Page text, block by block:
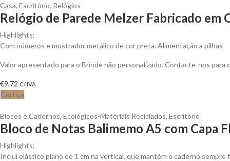
Casa, Escritório, Relógios
Relógio de Parede Melzer Fabricado
Highlights:
Com números e mostrador metálico de cor preta. Alimentação a pilhas
Valor apresentado para o Brinde não personalizado. Contacte-nos
€9,72 C/ IVA
Cortiça
Blocos e Cadernos, Ecológicos-Materiais Reciclados, Escritório
Bloco de Notas Balimemo A5 com Capa
Highlights:
Inclui elástico plano de 1 cm na vertical, que mantém o caderno